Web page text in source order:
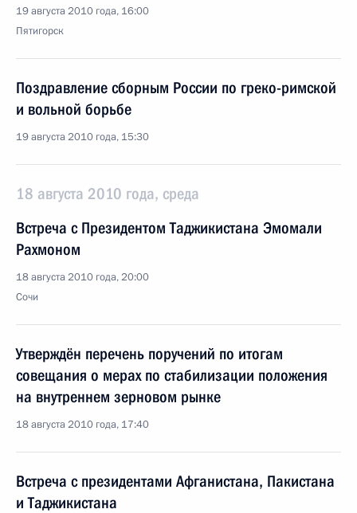
19 августа 2010 года, 16:00
Пятигорск
Поздравление сборным России по греко-римской
и вольной борьбе
19 августа 2010 года, 15:30
18 августа 2010 года, среда
Встреча с Президентом Таджикистана Эмомали
Рахмоном
18 августа 2010 года, 20:00
Сочи
Утверждён перечень поручений по итогам
совещания о мерах по стабилизации положения
на внутреннем зерновом рынке
18 августа 2010 года, 17:40
Встреча с президентами Афганистана, Пакистана
и Таджикистана